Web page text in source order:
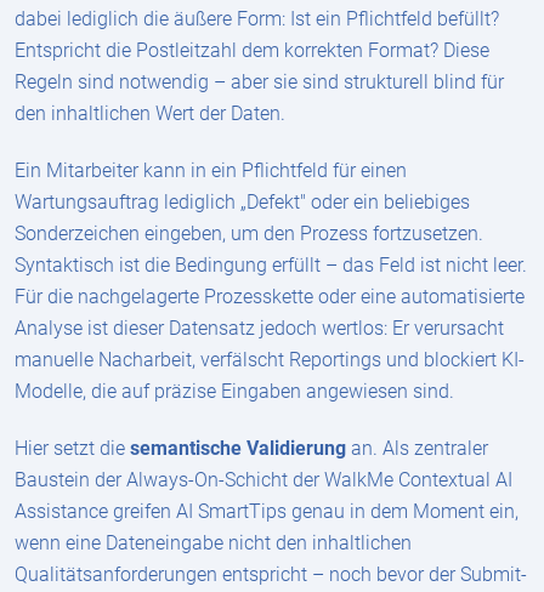
dabei lediglich die äußere Form: Ist ein Pflichtfeld befüllt?
Entspricht die Postleitzahl dem korrekten Format? Diese
Regeln sind notwendig – aber sie sind strukturell blind für
den inhaltlichen Wert der Daten.
Ein Mitarbeiter kann in ein Pflichtfeld für einen
Wartungsauftrag lediglich „Defekt" oder ein beliebiges
Sonderzeichen eingeben, um den Prozess fortzusetzen.
Syntaktisch ist die Bedingung erfüllt – das Feld ist nicht leer.
Für die nachgelagerte Prozesskette oder eine automatisierte
Analyse ist dieser Datensatz jedoch wertlos: Er verursacht
manuelle Nacharbeit, verfälscht Reportings und blockiert KI-
Modelle, die auf präzise Eingaben angewiesen sind.
Hier setzt die semantische Validierung an. Als zentraler
Baustein der Always-On-Schicht der WalkMe Contextual AI
Assistance greifen AI SmartTips genau in dem Moment ein,
wenn eine Dateneingabe nicht den inhaltlichen
Qualitätsanforderungen entspricht – noch bevor der Submit-